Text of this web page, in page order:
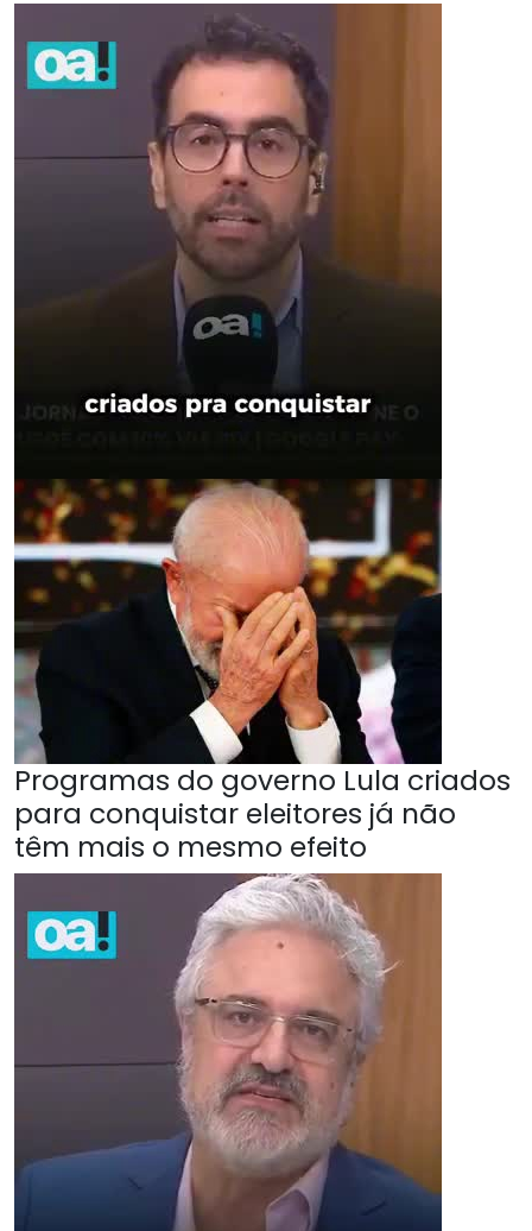
Programas do governo Lula criados
para conquistar eleitores já não
têm mais o mesmo efeito